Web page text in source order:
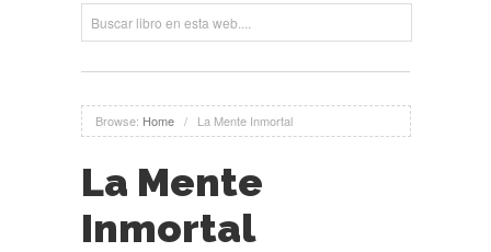
Browse: Home / La Mente Inmortal
La Mente
Inmortal